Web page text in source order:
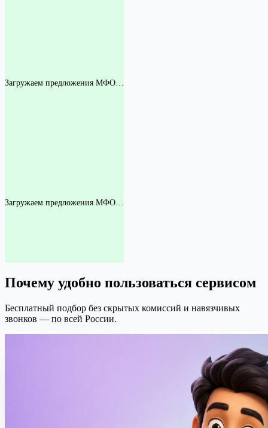
Загружаем предложения МФО…
Загружаем предложения МФО…
Почему удобно пользоваться сервисом
Бесплатный подбор без скрытых комиссий и навязчивых
звонков — по всей России.